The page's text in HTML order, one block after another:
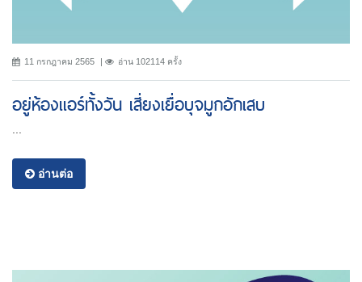
11 กรกฎาคม 2565 อ่าน 102114 ครั้ง
อยู่ห้องแอร์ทั้งวัน เสี่ยงเยื่อบุจมูกอักเสบ
อ่านต่อ